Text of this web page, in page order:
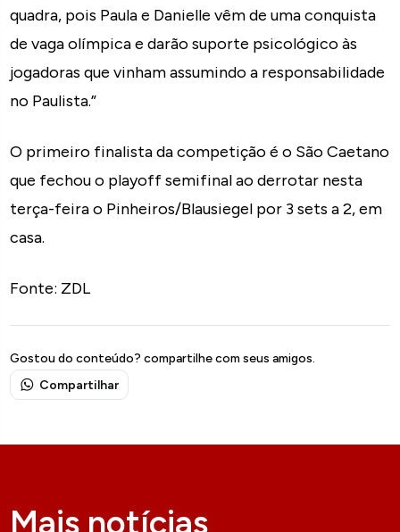
quadra, pois Paula e Danielle vêm de uma conquista
de vaga olímpica e darão suporte psicológico às
jogadoras que vinham assumindo a responsabilidade
no Paulista.”
O primeiro finalista da competição é o São Caetano
que fechou o playoff semifinal ao derrotar nesta
terça-feira o Pinheiros/Blausiegel por 3 sets a 2, em
casa.
Fonte: ZDL
Gostou do conteúdo? compartilhe com seus amigos.
Compartilhar
Mais notícias